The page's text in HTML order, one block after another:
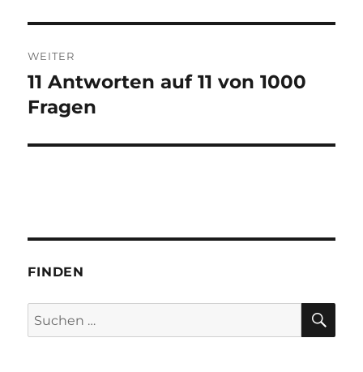
WEITER
Nächster
Beitrag:
11 Antworten auf 11 von 1000
Fragen
FINDEN
Suchen
nach: